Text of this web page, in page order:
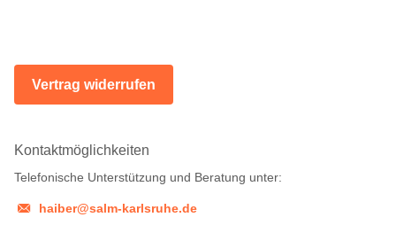
Vertrag widerrufen
Kontaktmöglichkeiten
Telefonische Unterstützung und Beratung unter:
haiber@salm-karlsruhe.de